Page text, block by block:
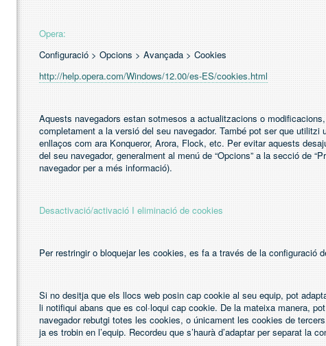
Opera:
Configuració > Opcions > Avançada > Cookies
http://help.opera.com/Windows/12.00/es-ES/cookies.html
Aquests navegadors estan sotmesos a actualitzacions o
completament a la versió del seu navegador. També pot ser que utilitzi
enllaços com ara Konqueror, Arora, Flock, etc. Per evitar aquests
del seu navegador, generalment al menú de “Opcions” a la secció de
navegador per a més informació).
Desactivació/activació I eliminació de cookies
Per restringir o bloquejar les cookies, es fa a través de la configuració
Si no desitja que els llocs web posin cap cookie al seu equip, pot
li notifiqui abans que es col·loqui cap cookie. De la mateixa manera,
navegador rebutgi totes les cookies, o únicament les cookies de
ja es trobin en l’equip. Recordeu que s’haurà d’adaptar per separat la